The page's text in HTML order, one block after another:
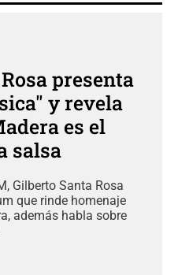
presenta
y revela
es el
salsa
Gilberto Santa Rosa
que rinde homenaje
además habla sobre